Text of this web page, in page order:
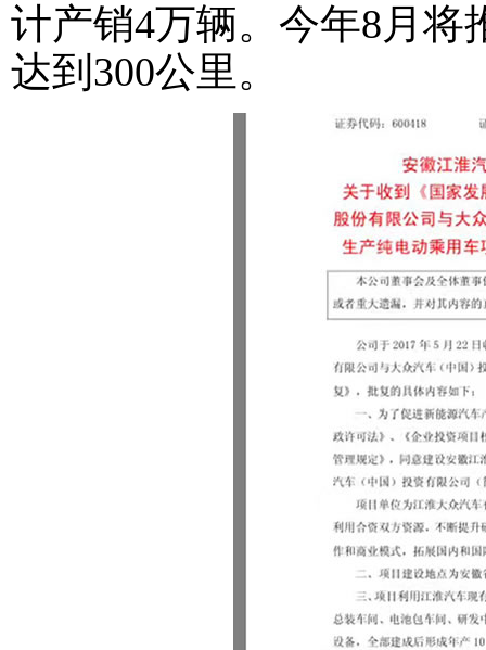
计产销4万辆。今年8月
达到300公里。